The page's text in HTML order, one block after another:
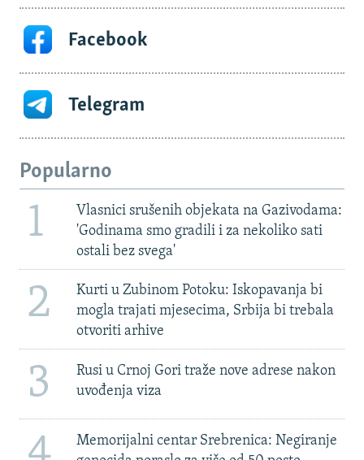
Facebook
Telegram
Popularno
1
Vlasnici srušenih objekata na Gazivodama:
'Godinama smo gradili i za nekoliko sati
ostali bez svega'
2
Kurti u Zubinom Potoku: Iskopavanja bi
mogla trajati mjesecima, Srbija bi trebala
otvoriti arhive
3
Rusi u Crnoj Gori traže nove adrese nakon
uvođenja viza
Memorijalni centar Srebrenica: Negiranje